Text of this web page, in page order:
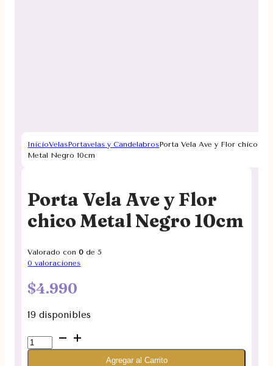
InicioVelasPortavelas y CandelabrosPorta Vela Ave y Flor chico
Metal Negro 10cm
Porta Vela Ave y Flor
chico Metal Negro 10cm
Valorado con0 de 5
0 valoraciones
$4.990
19 disponibles
Porta
Vela
Agregar al Carrito